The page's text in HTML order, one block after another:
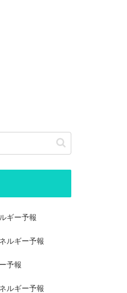
ギー予報
ルギー予報
予報
ルギー予報